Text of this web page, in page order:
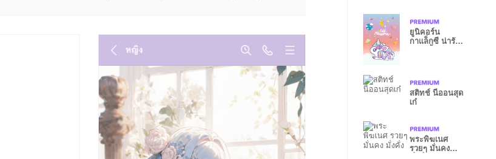
ยูนิคอร์น
กาแล็กซี น่ารัก
สติทช์ นีออนสุด
เก๋
พระพิฆเนศ
รวยๆ มั่นคง